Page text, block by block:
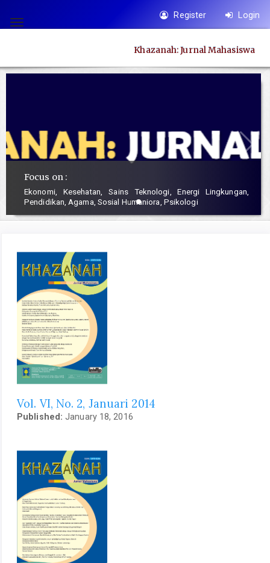
jump
content
Content
Sidebar
Toggle
Register Login
Khazanah: Jurnal Mahasiswa
Focus on :
Ekonomi, Kesehatan, Sains Teknologi, Energi Lingkungan,
Pendidikan, Agama, Sosial Humaniora, Psikologi
Vol. VI, No. 2, Januari 2014
Published:January 18, 2016